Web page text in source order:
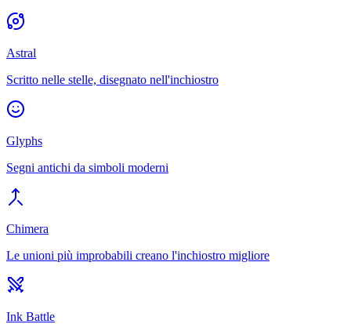
Astral
Scritto nelle stelle, disegnato nell'inchiostro
Glyphs
Segni antichi da simboli moderni
Chimera
Le unioni più improbabili creano l'inchiostro migliore
Ink Battle